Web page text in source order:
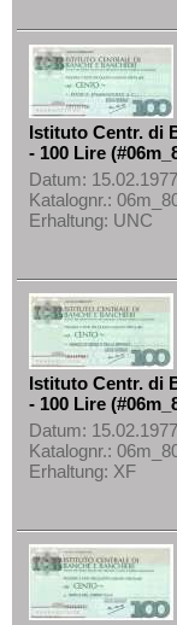
Slowenien
Spanien
Spitzbergen
Tatarstan
Transnistrien
Tschechische
Türkei
Ukraine
Ungarn
Vatikan
Weissrussland
Zypern
Istituto Centr. di
- 100 Lire
Datum: 15.02.1977
Katalognr.:
Erhaltung: UNC
Istituto Centr. di
- 100 Lire
Datum: 15.02.1977
Katalognr.:
Erhaltung: XF